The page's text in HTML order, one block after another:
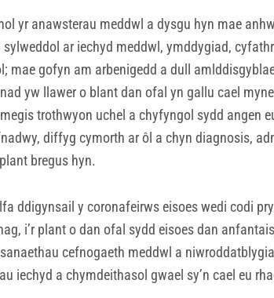
yr anawsterau meddwl a dysgu hyn mae
sylweddol ar iechyd meddwl, ymddygiad,
mae gofyn am arbenigedd a dull
yw llawer o blant dan ofal yn gallu cael
trothwyon uchel a chyfyngol sydd angen
diffyg cymorth ar ôl a chyn diagnosis,
bregus hyn.
ddigynsail y coronafeirws eisoes wedi codi
i’r plant o dan ofal sydd eisoes dan
cefnogaeth meddwl a
iechyd a chymdeithasol gwael sy’n cael eu